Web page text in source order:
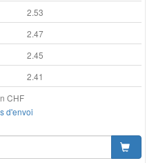
2.53
2.47
2.45
2.41
CHF
d'envoi